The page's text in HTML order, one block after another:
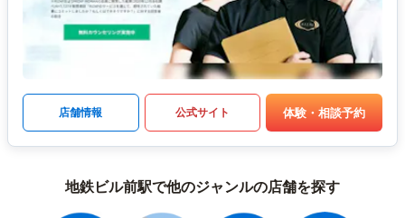
店舗情報 公式サイト 体験・相談予約
地鉄ビル前駅で他のジャンルの店舗を探す